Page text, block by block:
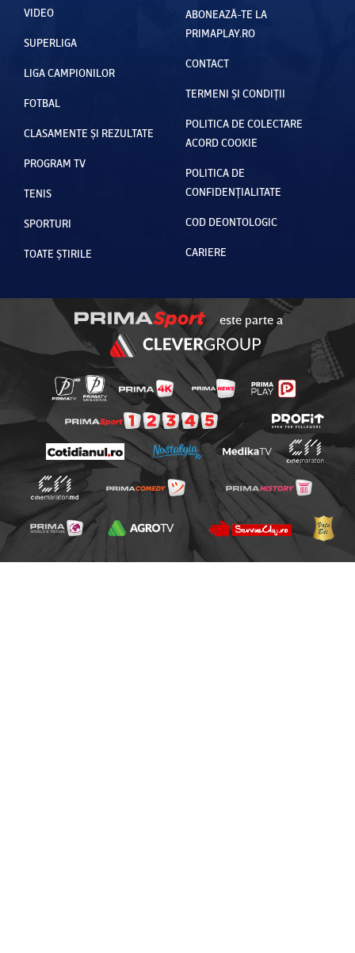
VIDEO
SUPERLIGA
LIGA CAMPIONILOR
FOTBAL
CLASAMENTE ȘI REZULTATE
PROGRAM TV
TENIS
SPORTURI
TOATE ȘTIRILE
ABONEAZĂ-TE LA
PRIMAPLAY.RO
CONTACT
TERMENI ȘI CONDIȚII
POLITICA DE COLECTARE
ACORD COOKIE
POLITICA DE
CONFIDENȚIALITATE
COD DEONTOLOGIC
CARIERE
este parte a